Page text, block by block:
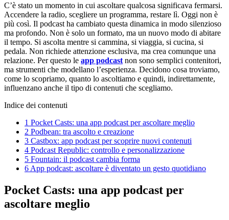
C’è stato un momento in cui ascoltare qualcosa significava fermarsi.
Accendere la radio, scegliere un programma, restare lì. Oggi non è
più così. Il podcast ha cambiato questa dinamica in modo silenzioso
ma profondo. Non è solo un formato, ma un nuovo modo di abitare
il tempo. Si ascolta mentre si cammina, si viaggia, si cucina, si
pedala. Non richiede attenzione esclusiva, ma crea comunque una
relazione. Per questo le app podcast non sono semplici contenitori,
ma strumenti che modellano l’esperienza. Decidono cosa troviamo,
come lo scopriamo, quanto lo ascoltiamo e quindi, indirettamente,
influenzano anche il tipo di contenuti che scegliamo.
Indice dei contenuti
1 Pocket Casts: una app podcast per ascoltare meglio
2 Podbean: tra ascolto e creazione
3 Castbox: app podcast per scoprire nuovi contenuti
4 Podcast Republic: controllo e personalizzazione
5 Fountain: il podcast cambia forma
6 App podcast: ascoltare è diventato un gesto quotidiano
Pocket Casts: una app podcast per
ascoltare meglio